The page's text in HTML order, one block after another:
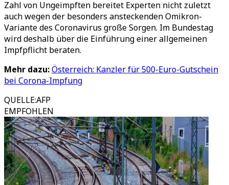
Zahl von Ungeimpften bereitet Experten nicht zuletzt
auch wegen der besonders ansteckenden Omikron-
Variante des Coronavirus große Sorgen. Im Bundestag
wird deshalb über die Einführung einer allgemeinen
Impfpflicht beraten.
Mehr dazu:Österreich: Kanzler für 500-Euro-Gutschein
bei Corona-Impfung
QUELLE:AFP
EMPFOHLEN